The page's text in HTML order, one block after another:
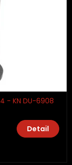
- KN DU-6908
Detail